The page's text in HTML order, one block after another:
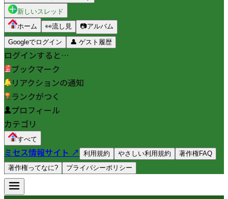
新しいスレッド
ホーム
👀流し見 📷アルバム
Googleでログイン 👤 ゲスト履歴
ログインすると…
ブックマーク
リアクションの通知
ランクがつく
プロフィール
カテゴリ
すべて
ミセス情報サイト ↗ 利用規約 やさしい利用規約
著作権FAQ
著作権ってなに?
プライバシーポリシー